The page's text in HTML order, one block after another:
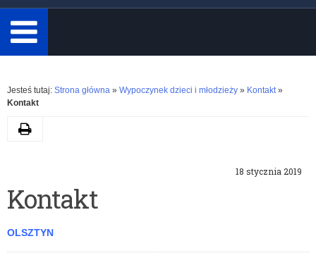
minimum
3
znaki.
Rozwiń
Jesteś tutaj: Strona główna » Wypoczynek dzieci i młodzieży » Kontakt »
Kontakt
18 stycznia 2019
Kontakt
OLSZTYN